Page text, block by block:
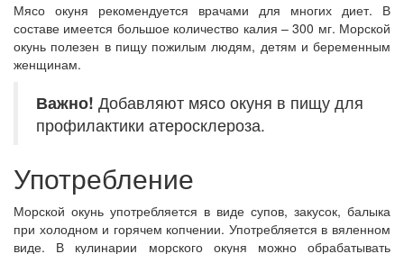
Мясо окуня рекомендуется врачами для многих диет. В
составе имеется большое количество калия – 300 мг. Морской
окунь полезен в пищу пожилым людям, детям и беременным
женщинам.
Важно! Добавляют мясо окуня в пищу для
профилактики атеросклероза.
Употребление
Морской окунь употребляется в виде супов, закусок, балыка
при холодном и горячем копчении. Употребляется в вяленном
виде. В кулинарии морского окуня можно обрабатывать